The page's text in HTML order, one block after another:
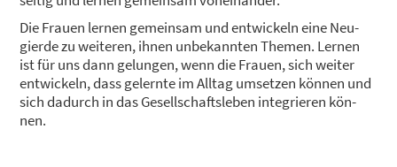
Die Frau­en ler­nen gemein­sam und ent­wi­ckeln eine Neu­
gier­de zu wei­te­ren, ihnen unbe­kann­ten The­men. Ler­nen
ist für uns dann gelun­gen, wenn die Frau­en, sich wei­ter
ent­wi­ckeln, dass gelern­te im All­tag umset­zen kön­nen und
sich dadurch in das Gesell­schafts­le­ben inte­grie­ren kön­
nen.